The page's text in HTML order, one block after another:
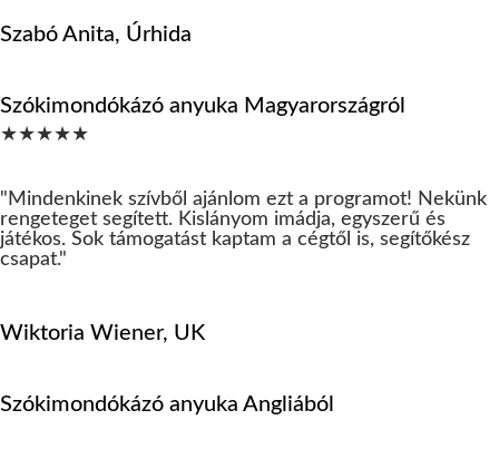
Szabó Anita, Úrhida
Szókimondókázó anyuka Magyarországról
★★★★★
" Mindenkinek szívből ajánlom ezt a programot! Nekünk
rengeteget segített. Kislányom imádja, egyszerű és
játékos. Sok támogatást kaptam a cégtől is, segítőkész
csapat."
Wiktoria Wiener, UK
Szókimondókázó anyuka Angliából